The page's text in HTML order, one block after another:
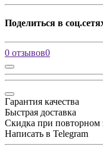
Поделиться в
0 отзывов0
Гарантия качества
Быстрая доставка
Скидка при повторном
Написать в Telegram